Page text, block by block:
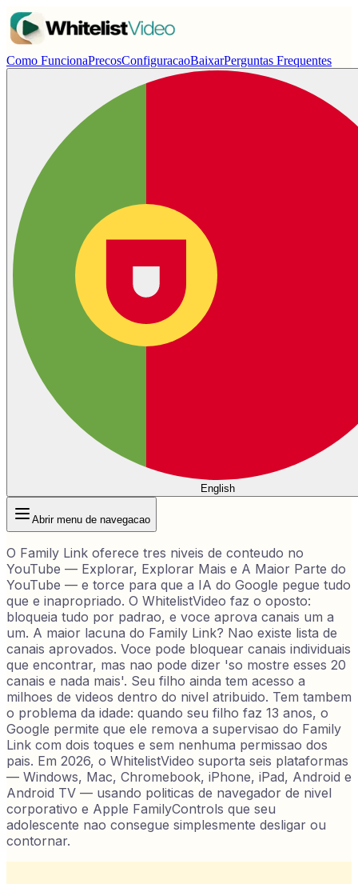
Como FuncionaPrecosConfiguracaoBaixarPerguntas Frequentes
English
Abrir menu de navegacao
O Family Link oferece tres niveis de conteudo no
YouTube — Explorar, Explorar Mais e A Maior Parte do
YouTube — e torce para que a IA do Google pegue tudo
que e inapropriado. O WhitelistVideo faz o oposto:
bloqueia tudo por padrao, e voce aprova canais um a
um. A maior lacuna do Family Link? Nao existe lista de
canais aprovados. Voce pode bloquear canais individuais
que encontrar, mas nao pode dizer 'so mostre esses 20
canais e nada mais'. Seu filho ainda tem acesso a
milhoes de videos dentro do nivel atribuido. Tem tambem
o problema da idade: quando seu filho faz 13 anos, o
Google permite que ele remova a supervisao do Family
Link com dois toques e sem nenhuma permissao dos
pais. Em 2026, o WhitelistVideo suporta seis plataformas
— Windows, Mac, Chromebook, iPhone, iPad, Android e
Android TV — usando politicas de navegador de nivel
corporativo e Apple FamilyControls que seu
adolescente nao consegue simplesmente desligar ou
contornar.